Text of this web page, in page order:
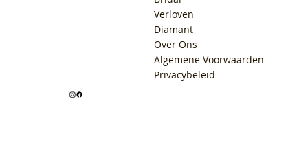
Verloven
Diamant
Over Ons
Algemene Voorwaarden
Privacybeleid